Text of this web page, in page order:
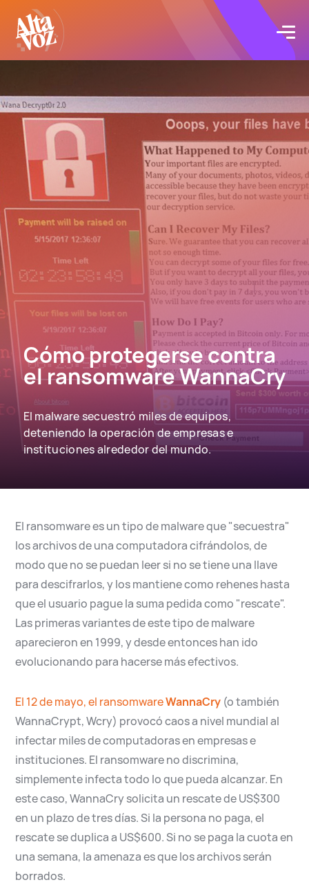
Click acá para ir directamente al contenido
Servicios
Blog
Acerca de
Contacto
English Español
Cómo protegerse contra
el ransomware WannaCry
El malware secuestró miles de equipos,
deteniendo la operación de empresas e
instituciones alrededor del mundo.
El ransomware es un tipo de malware que "secuestra"
los archivos de una computadora cifrándolos, de
modo que no se puedan leer si no se tiene una llave
para descifrarlos, y los mantiene como rehenes hasta
que el usuario pague la suma pedida como "rescate".
Las primeras variantes de este tipo de malware
aparecieron en 1999, y desde entonces han ido
evolucionando para hacerse más efectivos.
El 12 de mayo, el ransomwareWannaCry (o también
WannaCrypt, Wcry) provocó caos a nivel mundial al
infectar miles de computadoras en empresas e
instituciones. El ransomware no discrimina,
simplemente infecta todo lo que pueda alcanzar. En
este caso, WannaCry solicita un rescate de US$300
en un plazo de tres días. Si la persona no paga, el
rescate se duplica a US$600. Si no se paga la cuota en
una semana, la amenaza es que los archivos serán
borrados.